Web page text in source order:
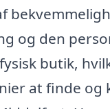
og den
butik,
at finde og